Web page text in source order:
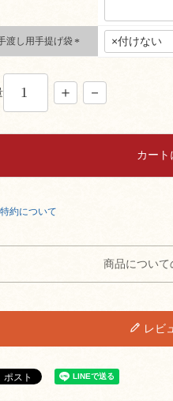
渡し用手提げ袋
(
須
)
カート
約について
商品につい
レビ